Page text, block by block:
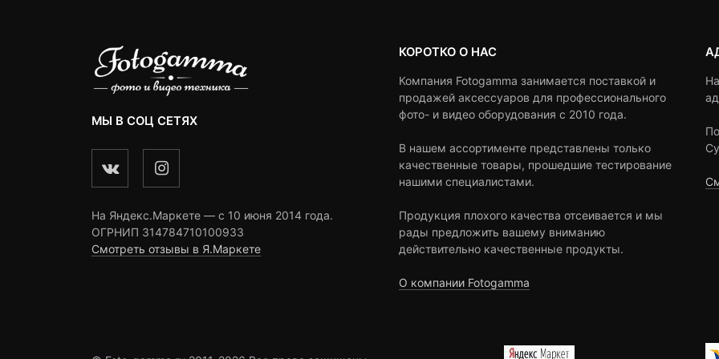
МЫ В СОЦ СЕТЯХ
На Яндекс.Маркете — c 10 июня 2014 года.
ОГРНИП 314784710100933
Смотреть отзывы в Я.Маркете
КОРОТКО О НАС
Компания Fotogamma занимается поставкой и
продажей аксессуаров для профессионального
фото- и видео оборудования с 2010 года.
В нашем ассортименте представлены только
качественные товары, прошедшие тестирование
нашими специалистами.
Продукция плохого качества отсеивается и мы
рады предложить вашему вниманию
действительно качественные продукты.
О компании Fotogamma